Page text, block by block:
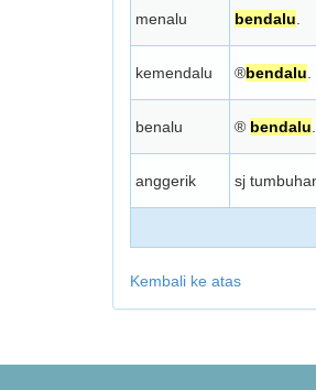
menalu bendalu
kemendalu ®bendalu
benalu ® bendalu
anggerik sj
Kembali ke atas